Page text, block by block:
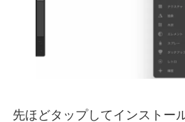
先ほどタップしてインストー